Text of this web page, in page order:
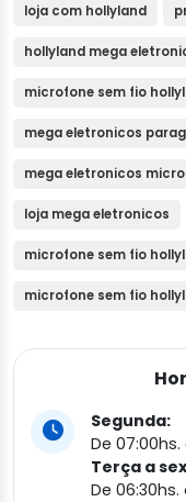
loja com hollyland
hollyland mega
microfone sem fio
mega eletronicos
mega eletronicos
loja mega eletronicos
microfone sem fio
microfone sem fio
Segunda:
De 07:00hs.
Terça a
De 06:30hs.